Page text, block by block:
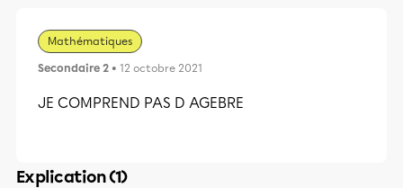
Mathématiques
Secondaire 2 • 12 octobre 2021
JE COMPREND PAS D AGEBRE
Explication (1)